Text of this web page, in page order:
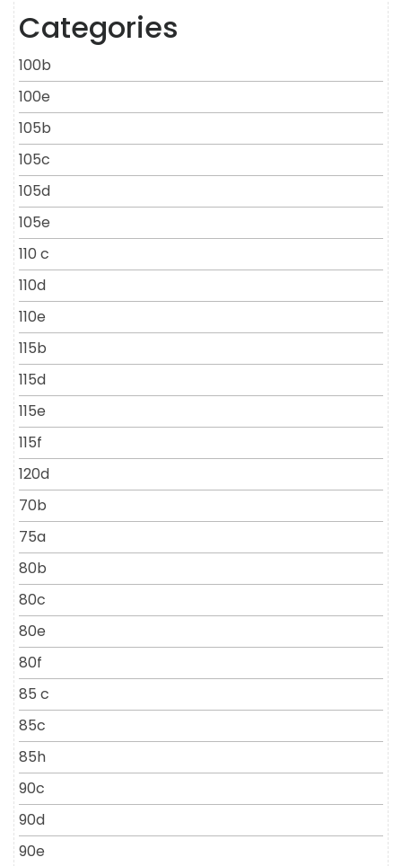
Categories
100b
100e
105b
105c
105d
105e
110 c
110d
110e
115b
115d
115e
115f
120d
70b
75a
80b
80c
80e
80f
85 c
85c
85h
90c
90d
90e